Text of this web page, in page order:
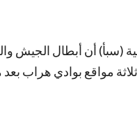
(سبأ) أن أبطال الجيش
مواقع بوادي هراب